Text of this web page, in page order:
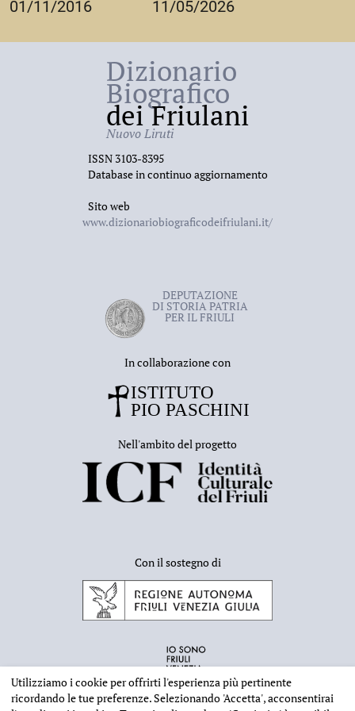
01/11/2016 11/05/2026
Dizionario
Biografico
dei Friulani
Nuovo Liruti
ISSN 3103-8395
Database in continuo aggiornamento
Sito web
www.dizionariobiograficodeifriulani.it/
DEPUTAZIONE
DI STORIA PATRIA
PER IL FRIULI
In collaborazione con
Nell'ambito del progetto
Con il sostegno di
Utilizziamo i cookie per offrirti l'esperienza più pertinente
ricordando le tue preferenze. Selezionando 'Accetta', acconsentirai